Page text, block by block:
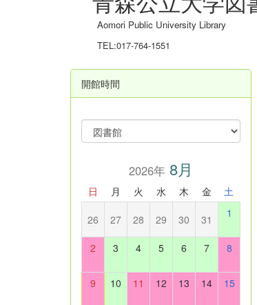
Aomori Public University Library
TEL:017-764-1551
開館時間
2026年8月
日 月 火 水 木 金 土
26 27 28 29 30 31 1
2 3 4 5 6 7 8
9 10 11 12 13 14 15